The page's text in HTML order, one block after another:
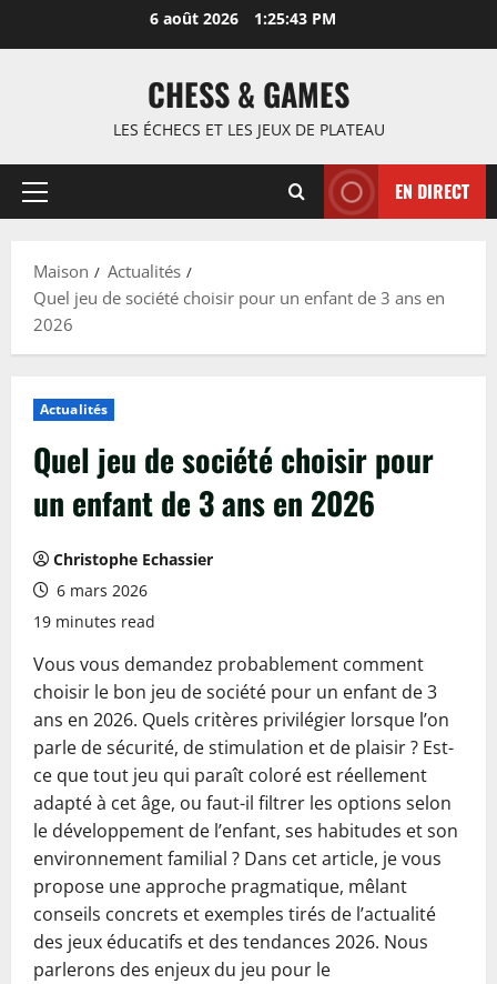
6 août 2026 1:25:44 PM
CHESS & GAMES
LES ÉCHECS ET LES JEUX DE PLATEAU
Menu
EN DIRECT
Maison
Actualités
Quel jeu de société choisir pour un enfant de 3 ans en
2026
Actualités
Quel jeu de société choisir pour
un enfant de 3 ans en 2026
Christophe Echassier
6 mars 2026
19 minutes read
Vous vous demandez probablement comment
choisir le bon jeu de société pour un enfant de 3
ans en 2026. Quels critères privilégier lorsque l’on
parle de sécurité, de stimulation et de plaisir ? Est-
ce que tout jeu qui paraît coloré est réellement
adapté à cet âge, ou faut-il filtrer les options selon
le développement de l’enfant, ses habitudes et son
environnement familial ? Dans cet article, je vous
propose une approche pragmatique, mêlant
conseils concrets et exemples tirés de l’actualité
des jeux éducatifs et des tendances 2026. Nous
parlerons des enjeux du jeu pour le